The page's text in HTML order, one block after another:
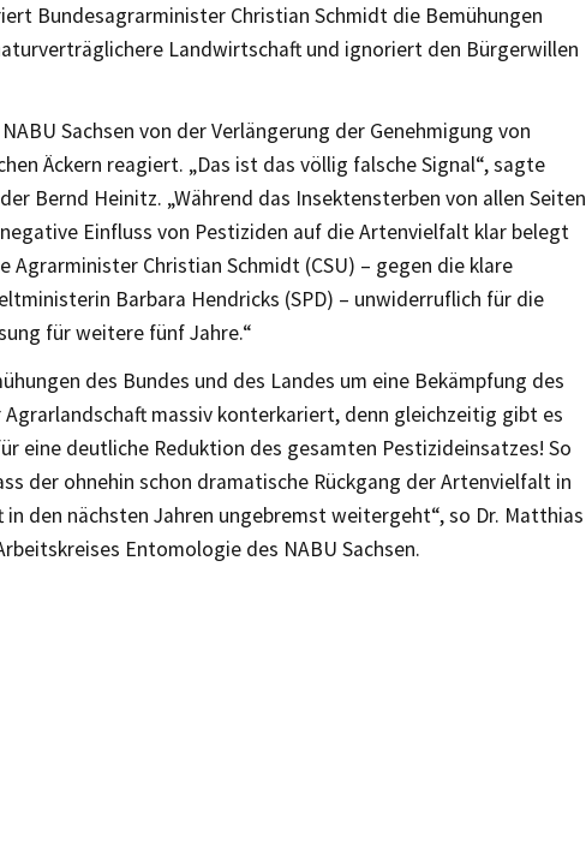
Bundesagrarminister Christian Schmidt die Bemühungen
Landwirtschaft und ignoriert den Bürgerwillen
Sachsen von der Verlängerung der Genehmigung von
Äckern reagiert. „Das ist das völlig falsche Signal“, sagte
Bernd Heinitz. „Während das Insektensterben von allen Seiten
Einfluss von Pestiziden auf die Artenvielfalt klar belegt
Agrarminister Christian Schmidt (CSU) – gegen die klare
Barbara Hendricks (SPD) – unwiderruflich für die
für weitere fünf Jahre.“
des Bundes und des Landes um eine Bekämpfung des
massiv konterkariert, denn gleichzeitig gibt es
eine deutliche Reduktion des gesamten Pestizideinsatzes! So
der ohnehin schon dramatische Rückgang der Artenvielfalt in
in den nächsten Jahren ungebremst weitergeht“, so Dr. Matthias
Entomologie des NABU Sachsen.